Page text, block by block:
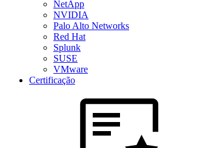
NetApp
NVIDIA
Palo Alto Networks
Red Hat
Splunk
SUSE
VMware
Certificação